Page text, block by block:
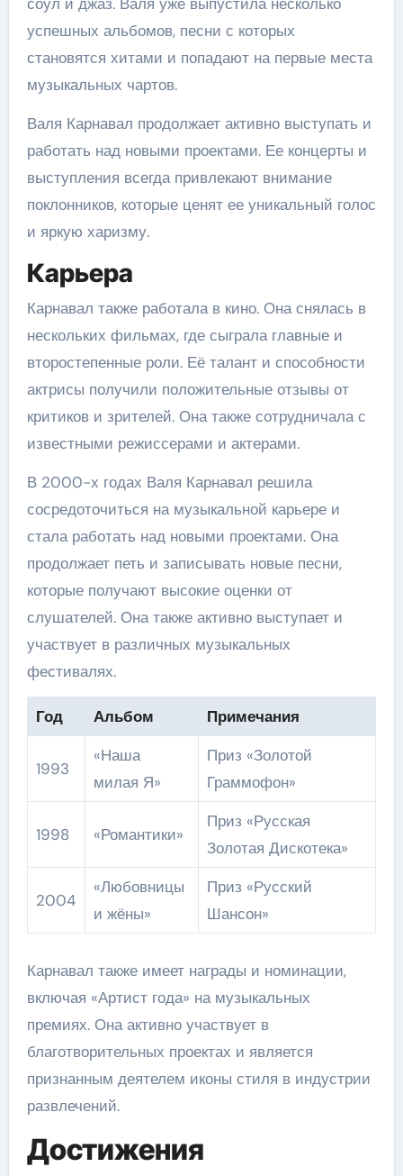
успешных альбомов, песни с которых
становятся хитами и попадают на первые места
музыкальных чартов.
Валя Карнавал продолжает активно выступать и
работать над новыми проектами. Ее концерты и
выступления всегда привлекают внимание
поклонников, которые ценят ее уникальный голос
и яркую харизму.
Карьера
Карнавал также работала в кино. Она снялась в
нескольких фильмах, где сыграла главные и
второстепенные роли. Её талант и способности
актрисы получили положительные отзывы от
критиков и зрителей. Она также сотрудничала с
известными режиссерами и актерами.
В 2000-х годах Валя Карнавал решила
сосредоточиться на музыкальной карьере и
стала работать над новыми проектами. Она
продолжает петь и записывать новые песни,
которые получают высокие оценки от
слушателей. Она также активно выступает и
участвует в различных музыкальных
фестивалях.
Год Альбом Примечания
1993
«Наша
милая Я»
Приз «Золотой
Граммофон»
1998 «Романтики»
Приз «Русская
Золотая Дискотека»
2004
«Любовницы
и жёны»
Приз «Русский
Шансон»
Карнавал также имеет награды и номинации,
включая «Артист года» на музыкальных
премиях. Она активно участвует в
благотворительных проектах и является
признанным деятелем иконы стиля в индустрии
развлечений.
Достижения